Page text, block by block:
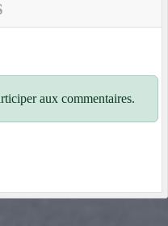
aux commentaires.